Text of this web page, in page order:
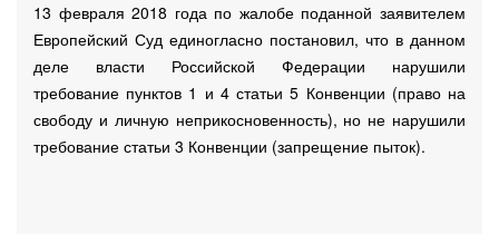
13 февраля 2018 года по жалобе поданной заявителем
Европейский Суд единогласно постановил, что в данном
деле власти Российской Федерации нарушили
требование пунктов 1 и 4 статьи 5 Конвенции (право на
свободу и личную неприкосновенность), но не нарушили
требование статьи 3 Конвенции (запрещение пыток).